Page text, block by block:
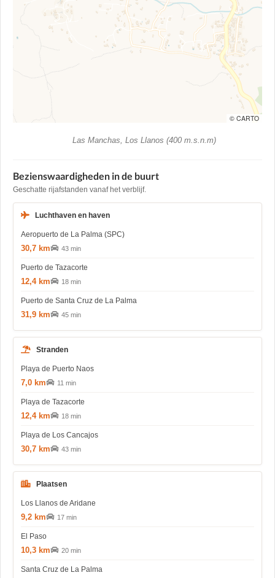
© CARTO
Las Manchas, Los Llanos (400 m.s.n.m)
Bezienswaardigheden in de buurt
Geschatte rijafstanden vanaf het verblijf.
Luchthaven en haven
Aeropuerto de La Palma (SPC)
30,7 km 43 min
Puerto de Tazacorte
12,4 km 18 min
Puerto de Santa Cruz de La Palma
31,9 km 45 min
Stranden
Playa de Puerto Naos
7,0 km 11 min
Playa de Tazacorte
12,4 km 18 min
Playa de Los Cancajos
30,7 km 43 min
Plaatsen
Los Llanos de Aridane
9,2 km 17 min
El Paso
10,3 km 20 min
Santa Cruz de La Palma